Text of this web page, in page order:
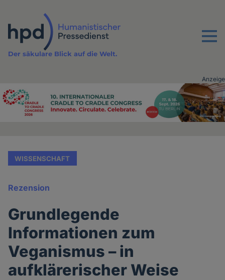
Inhalt
Menu
Der säkulare Blick auf die Welt.
Advertising
Anzeige
WISSENSCHAFT
Rezension
Grundlegende
Informationen zum
Veganismus – in
aufklärerischer Weise